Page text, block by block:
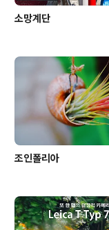
소망계단
조인폴리아